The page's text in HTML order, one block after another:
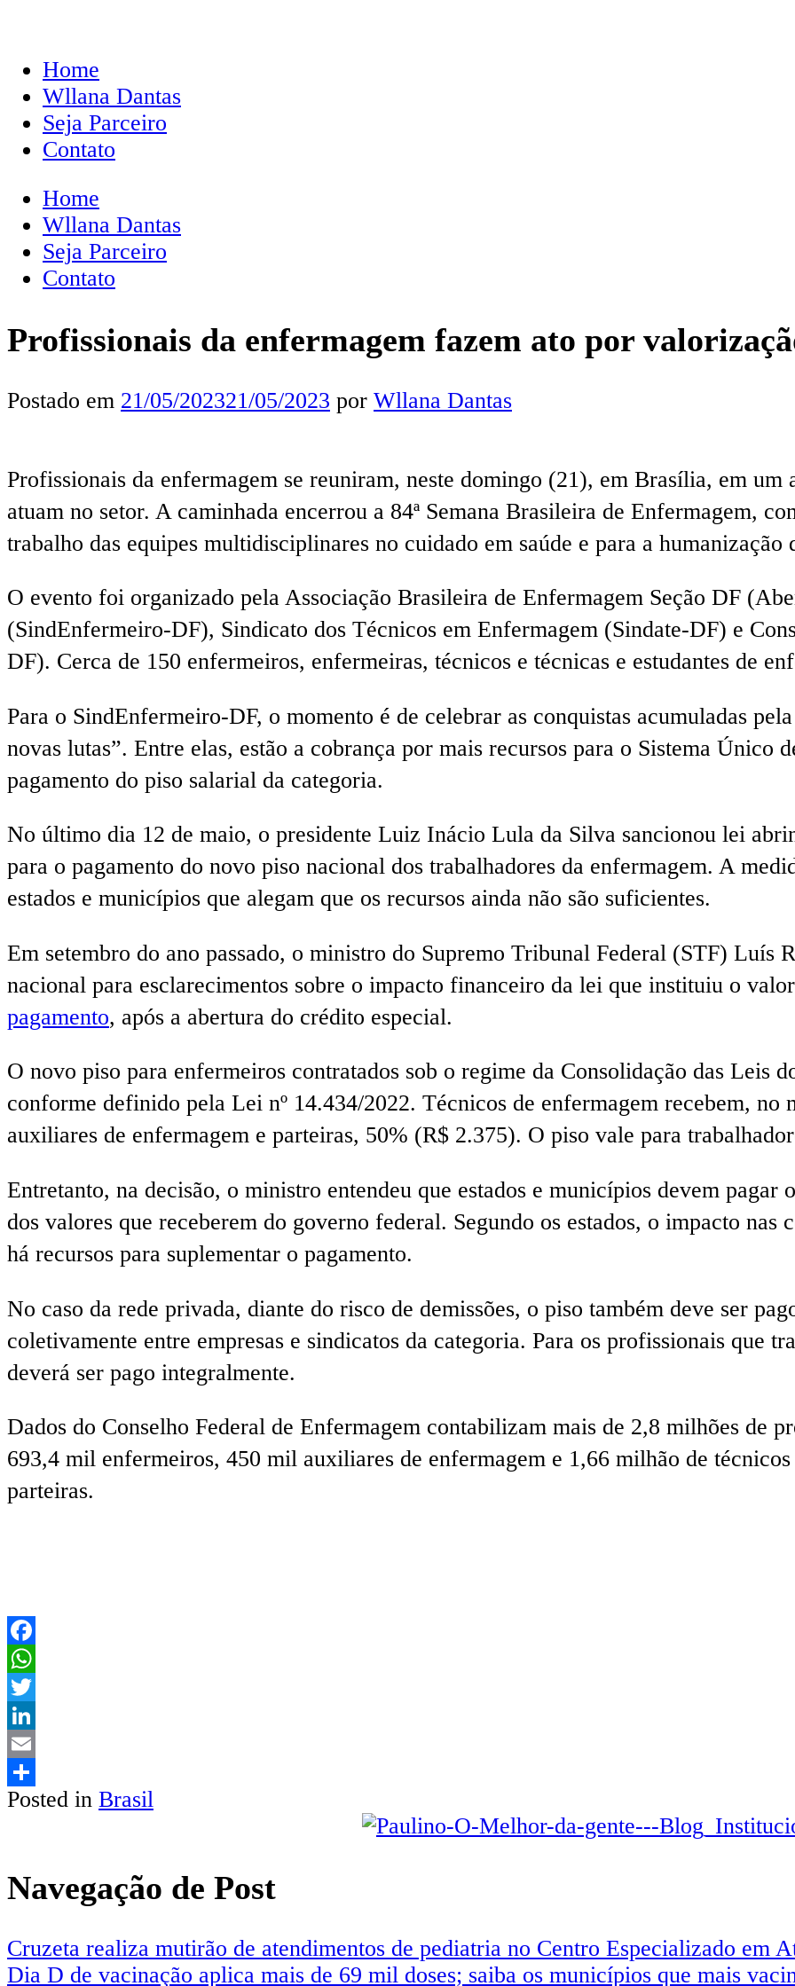
Home
Wllana Dantas
Seja Parceiro
Contato
Home
Wllana Dantas
Seja Parceiro
Contato
Profissionais da enfermagem fazem ato por
Postado em 21/05/202321/05/2023 por Wllana Dantas
Profissionais da enfermagem se reuniram, neste domingo (21), em Brasília, em um
atuam no setor. A caminhada encerrou a 84ª Semana Brasileira de Enfermagem,
trabalho das equipes multidisciplinares no cuidado em saúde e para a humanização
O evento foi organizado pela Associação Brasileira de Enfermagem Seção DF
(SindEnfermeiro-DF), Sindicato dos Técnicos em Enfermagem (Sindate-DF) e
DF). Cerca de 150 enfermeiros, enfermeiras, técnicos e técnicas e estudantes de
Para o SindEnfermeiro-DF, o momento é de celebrar as conquistas acumuladas
novas lutas”. Entre elas, estão a cobrança por mais recursos para o Sistema Único
pagamento do piso salarial da categoria.
No último dia 12 de maio, o presidente Luiz Inácio Lula da Silva sancionou lei
para o pagamento do novo piso nacional dos trabalhadores da enfermagem. A
estados e municípios que alegam que os recursos ainda não são suficientes.
Em setembro do ano passado, o ministro do Supremo Tribunal Federal (STF) Luís
nacional para esclarecimentos sobre o impacto financeiro da lei que instituiu o
pagamento, após a abertura do crédito especial.
O novo piso para enfermeiros contratados sob o regime da Consolidação das Leis
conforme definido pela Lei nº 14.434/2022. Técnicos de enfermagem recebem, no
auxiliares de enfermagem e parteiras, 50% (R$ 2.375). O piso vale para
Entretanto, na decisão, o ministro entendeu que estados e municípios devem
dos valores que receberem do governo federal. Segundo os estados, o impacto nas
há recursos para suplementar o pagamento.
No caso da rede privada, diante do risco de demissões, o piso também deve ser
coletivamente entre empresas e sindicatos da categoria. Para os profissionais que
deverá ser pago integralmente.
Dados do Conselho Federal de Enfermagem contabilizam mais de 2,8 milhões de
693,4 mil enfermeiros, 450 mil auxiliares de enfermagem e 1,66 milhão de
parteiras.
Facebook
WhatsApp
Twitter
LinkedIn
Email
Share
Posted in Brasil
Navegação de Post
Cruzeta realiza mutirão de atendimentos de pediatria no Centro Especializado em
Dia D de vacinação aplica mais de 69 mil doses; saiba os municípios que mais